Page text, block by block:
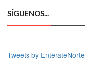
SÍGUENOS...
Tweets by EnterateNorte